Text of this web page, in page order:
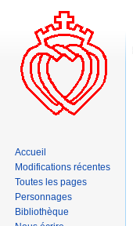
Accueil
Modifications récentes
Toutes les pages
Personnages
Bibliothèque